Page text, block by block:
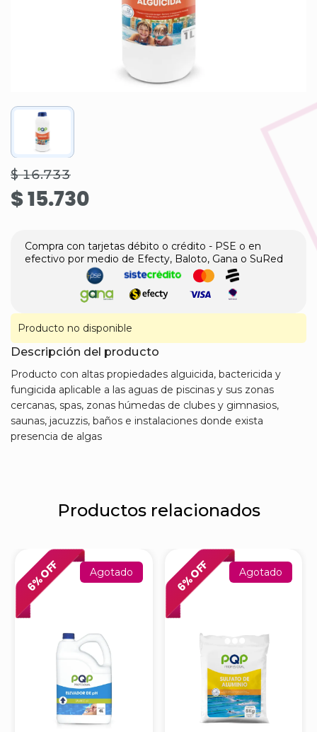
$ 16.733
$ 15.730
Compra con tarjetas débito o crédito - PSE o en
efectivo por medio de Efecty, Baloto, Gana o SuRed
Producto no disponible
Descripción del producto
Producto con altas propiedades alguicida, bactericida y
fungicida aplicable a las aguas de piscinas y sus zonas
cercanas, spas, zonas húmedas de clubes y gimnasios,
saunas, jacuzzis, baños e instalaciones donde exista
presencia de algas
Productos relacionados
6
% OFF Agotado
6
% OFF Agotado